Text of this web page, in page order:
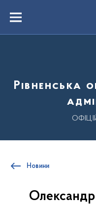
вмістуMenu
Рівненська
Новини
Олександр